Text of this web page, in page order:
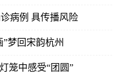
病例 具传播风险
梦回宋韵杭州
笼中感受“团圆”